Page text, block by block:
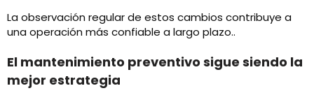
La observación regular de estos cambios contribuye a
una operación más confiable a largo plazo..
El mantenimiento preventivo sigue siendo la
mejor estrategia